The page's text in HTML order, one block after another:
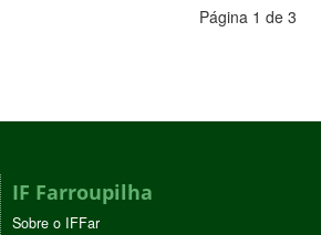
Página 1 de 3
IF Farroupilha
Sobre o IFFar